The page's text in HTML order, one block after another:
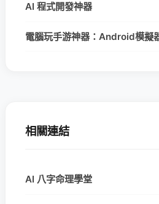
AI 程式開發神器
電腦玩手游神器：Android模擬
相關連結
AI 八字命理學堂